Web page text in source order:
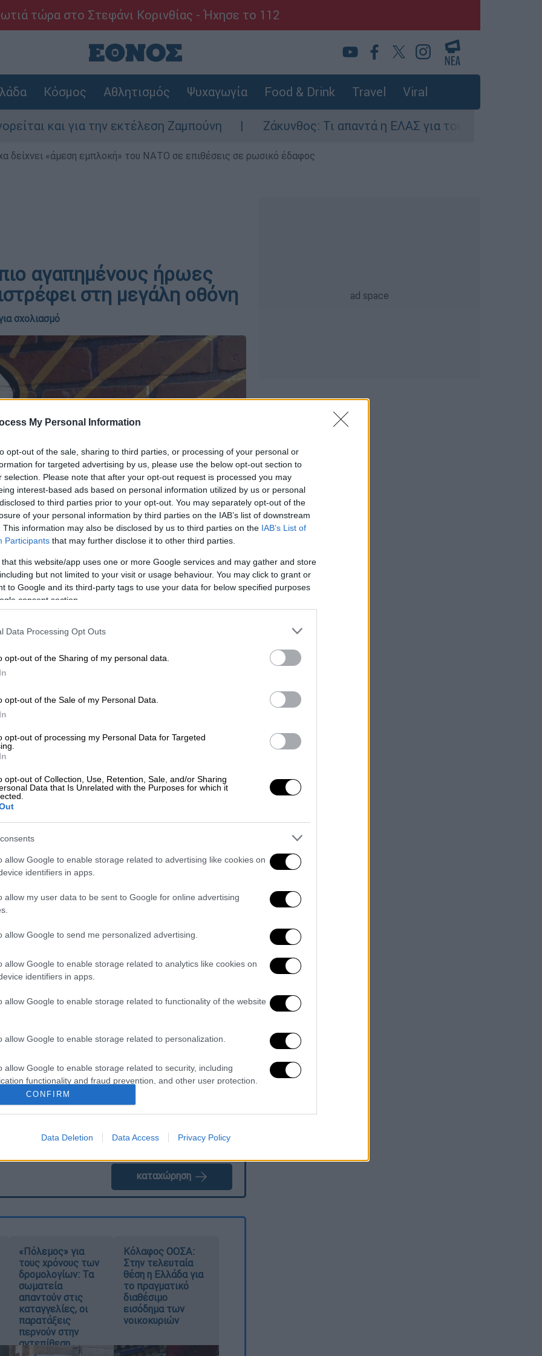
My Personal Information
opt-out of the sale, sharing to third parties, or processing of your personal or
for targeted advertising by us, please use the below opt-out section to
selection. Please note that after your opt-out request is processed you may
interest-based ads based on personal information utilized by us or personal
to third parties prior to your opt-out. You may separately opt-out of the
of your personal information by third parties on the IAB’s list of downstream
This information may also be disclosed by us to third parties on the IAB’s List of
Participants that may further disclose it to other third parties.
that this website/app uses one or more Google services and may gather and store
but not limited to your visit or usage behaviour. You may click to grant or
to Google and its third-party tags to use your data for below specified purposes
consent section.
Data Processing Opt Outs
opt-out of the Sharing of my personal data.
opt-out of the Sale of my Personal Data.
opt-out of processing my Personal Data for Targeted
opt-out of Collection, Use, Retention, Sale, and/or Sharing
Data that Is Unrelated with the Purposes for which it
allow Google to enable storage related to advertising like cookies on
identifiers in apps.
allow my user data to be sent to Google for online advertising
allow Google to send me personalized advertising.
allow Google to enable storage related to analytics like cookies on
identifiers in apps.
allow Google to enable storage related to functionality of the website
allow Google to enable storage related to personalization.
allow Google to enable storage related to security, including
functionality and fraud prevention, and other user protection.
CONFIRM
Data Deletion Data Access Privacy Policy
τώρα στο Στεφάνι Κορινθίας - Ήχησε το 112
Κόσμος Αθλητισμός Ψυχαγωγία Food & Drink Travel Viral
για την εκτέλεση Ζαμπούνη Ζάκυνθος: Τι απαντά η ΕΛΑΣ για τους 8 βιασμούς
δείχνει «άμεση εμπλοκή» του ΝΑΤΟ σε επιθέσεις σε ρωσικό έδαφος
αγαπημένους ήρωες
στη μεγάλη οθόνη
σχολιασμό
το ΕΘΝΟΣ στη Google
οθόνη. Ο εμβληματικός καλόκαρδος
στα τέλη της δεκαετίας του ΄20, θα
δράσης από την Chernin Entertainment
και με μεγάλο προϋπολογισμό
στιγμή χωρίς να έχουν αποκαλυφθεί
μετά την ταινία «
(Robin Willians).
$20 εκατ., ήταν υπό τις
(Robert Altman) και κατέγραψε έσοδα
να καπνίζει πίπα και να τρώει
σπανάκι
φέτος τα95 του χρόνια,αφού
του 1929«Thimble Theater»
ΕΘΝΟΣ θα παρεμβαίνει και τα προσβλητικά σχόλια θα
καταχώρηση
«Πόλεμος» για
τους χρόνους των
δρομολογίων: Τα
σωματεία
απαντούν στις
καταγγελίες, οι
παρατάξεις
περνούν στην
αντεπίθεση
Κόλαφος ΟΟΣΑ:
Στην τελευταία
θέση η Ελλάδα για
το πραγματικό
διαθέσιμο
εισόδημα των
νοικοκυριών